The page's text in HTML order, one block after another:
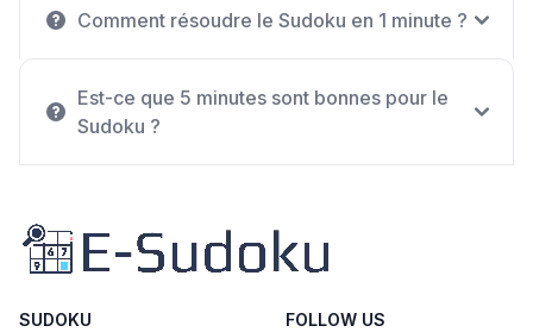
Comment résoudre le Sudoku en 1 minute ?
Est-ce que 5 minutes sont bonnes pour le
Sudoku ?
SUDOKU FOLLOW US